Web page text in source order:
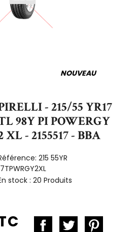
NOUVEAU
- 215/55 YR17
98Y PI POWERGY
XL - 2155517 - BBA
215 55YR
stock :20 Produits